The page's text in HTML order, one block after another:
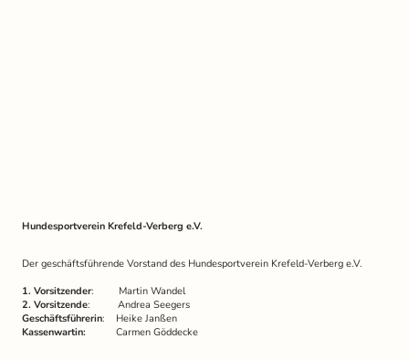
Hundesportverein Krefeld-Verberg e.V.
Der geschäftsführende Vorstand des Hundesportverein Krefeld-Verberg e.V.
1. Vorsitzender: Martin Wandel
2. Vorsitzende: Andrea Seegers
Geschäftsführerin: Heike Janßen
Kassenwartin: Carmen Göddecke